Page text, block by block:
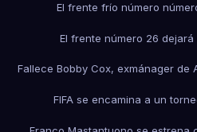
El frente frío número
El frente número 26
Fallece Bobby Cox, exmánager de
FIFA se encamina a un